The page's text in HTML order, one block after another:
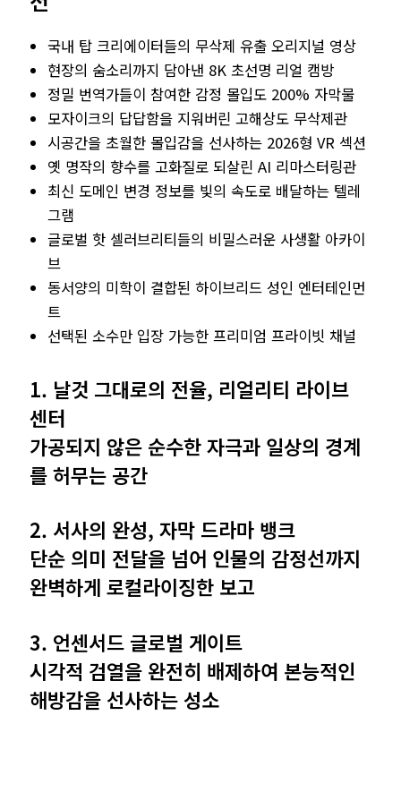
국내 탑 크리에이터들의 무삭제 유출 오리지널 영상
현장의 숨소리까지 담아낸 8K 초선명 리얼 캠방
정밀 번역가들이 참여한 감정 몰입도 200% 자막물
모자이크의 답답함을 지워버린 고해상도 무삭제관
시공간을 초월한 몰입감을 선사하는 2026형 VR 섹션
옛 명작의 향수를 고화질로 되살린 AI 리마스터링관
최신 도메인 변경 정보를 빛의 속도로 배달하는 텔레
그램
글로벌 핫 셀러브리티들의 비밀스러운 사생활 아카이
브
동서양의 미학이 결합된 하이브리드 성인 엔터테인먼
트
선택된 소수만 입장 가능한 프리미엄 프라이빗 채널
1. 날것 그대로의 전율, 리얼리티 라이브
센터
가공되지 않은 순수한 자극과 일상의 경계
를 허무는 공간
2. 서사의 완성, 자막 드라마 뱅크
단순 의미 전달을 넘어 인물의 감정선까지
완벽하게 로컬라이징한 보고
3. 언센서드 글로벌 게이트
시각적 검열을 완전히 배제하여 본능적인
해방감을 선사하는 성소